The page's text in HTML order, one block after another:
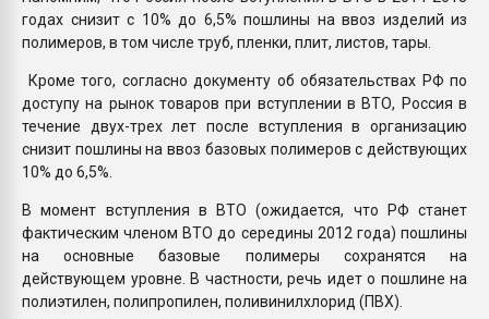
годах снизит с 10% до 6,5% пошлины на ввоз изделий из
полимеров, в том числе труб, пленки, плит, листов, тары.
Кроме того, согласно документу об обязательствах РФ по
доступу на рынок товаров при вступлении в ВТО, Россия в
течение двух-трех лет после вступления в организацию
снизит пошлины на ввоз базовых полимеров с действующих
10% до 6,5%.
В момент вступления в ВТО (ожидается, что РФ станет
фактическим членом ВТО до середины 2012 года) пошлины
на основные базовые полимеры сохранятся на
действующем уровне. В частности, речь идет о пошлине на
полиэтилен, полипропилен, поливинилхлорид (ПВХ).